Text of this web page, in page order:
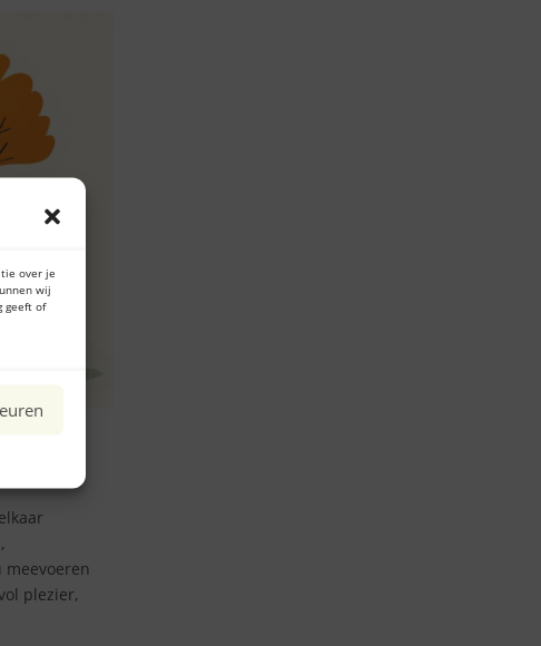
over je
wij
geeft of
meevoeren
plezier,